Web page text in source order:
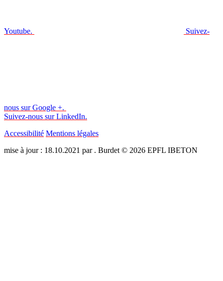
Youtube. Suivez-
nous sur Google +.
Suivez-nous sur LinkedIn.
Accessibilité Mentions légales
mise à jour : 18.10.2021 par . Burdet © 2026 EPFL IBETON